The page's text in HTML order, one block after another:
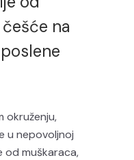
na
okruženju,
u nepovoljnoj
od muškaraca,